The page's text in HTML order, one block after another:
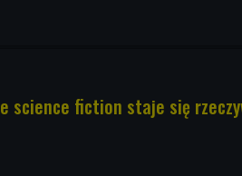
science fiction staje się